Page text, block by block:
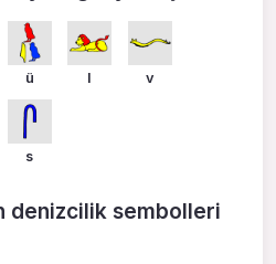
ü l v
s
denizcilik sembolleri